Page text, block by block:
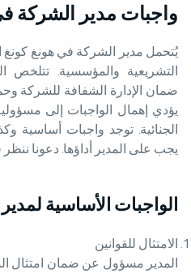
واجبات مدير الشركة
يُتحمل مدير الشركة في هونغ كونغ
التشريعية والمؤسسية. تتلخص
ضمان الإدارة الشفافة للشركة
يؤدي إهمال الواجبات إلى
الجنائية. توجد واجبات أساسية
يجب على المدير أداؤها. دعونا
الواجبات الأساسية
الامتثال للقوانين
المدير مسؤول عن ضمان امتثال